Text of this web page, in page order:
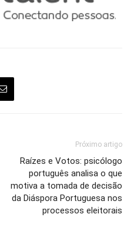
Próximo artigo
Raízes e Votos: psicólogo
português analisa o que
motiva a tomada de decisão
da Diáspora Portuguesa nos
processos eleitorais